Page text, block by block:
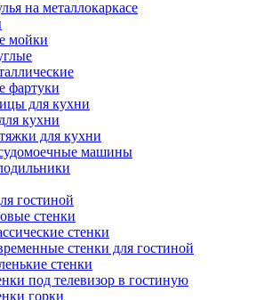
на металлокаркасе
мойки
фартуки
для кухни
кухни
для кухни
машины
гостиной
стенки
стенки
стенки для гостиной
стенки
под телевизор в гостиную
горки